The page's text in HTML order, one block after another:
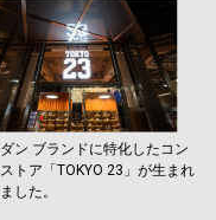
ン ブランドに特化したコン
トア「TOKYO 23」が生まれ
した。